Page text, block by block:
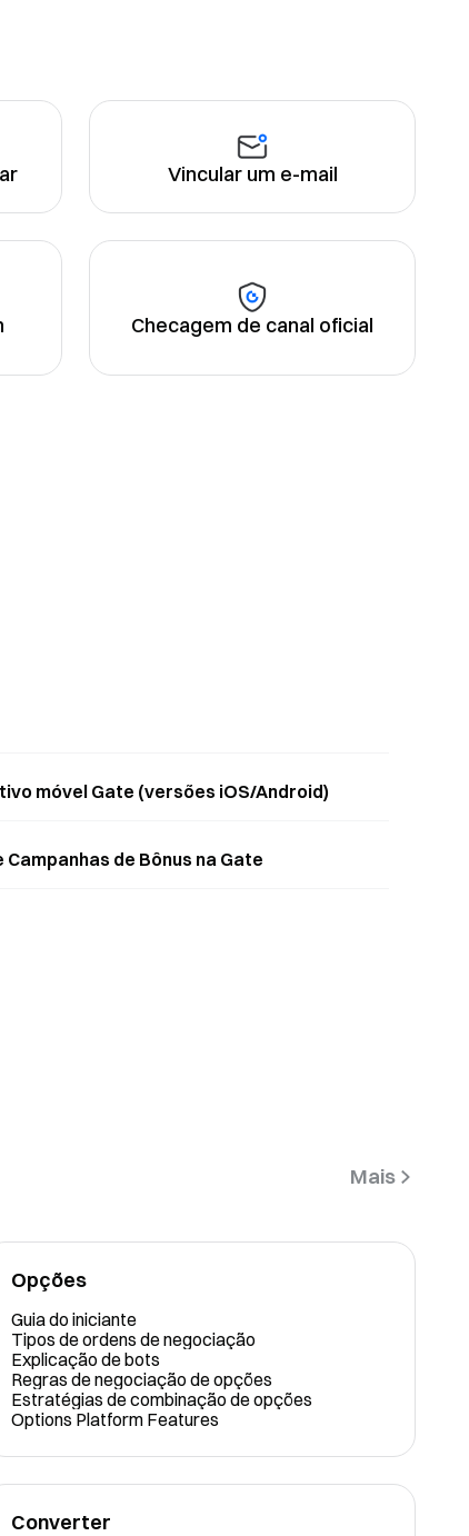
Vincular um e-mail
Checagem de canal oficial
móvel Gate (versões iOS/Android)
de Bônus na Gate
Mais
Opções
Guia do iniciante
Tipos de ordens de negociação
Explicação de bots
Regras de negociação de opções
Estratégias de combinação de opções
Options Platform Features
Converter